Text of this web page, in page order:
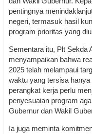
pentingnya
negeri, termasuk hasil
program prioritas yang
Sementara itu, Plt Sekda
menyampaikan bahwa
2025 telah melampaui
waktu yang tersisa
perangkat kerja perlu
penyesuaian program
Gubernur dan Wakil
Ia juga meminta